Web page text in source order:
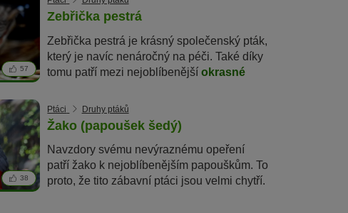
57
Zebřička pestrá
Zebřička pestrá je krásný společenský pták,
který je navíc nenáročný na péči. Také díky
tomu patří mezi nejoblíbenějšíokrasné
astrildovití je opravdová radost. U zebřiček
se totiž pořád něco děje. Chtěli byste si také
pořídit zebřičky? V našem článku najdete
spoustu užitečných informací.
38
Ptáci Druhy ptáků
Žako (papoušek šedý)
Navzdory svému nevýraznému opeření
patří žako k nejoblíbenějším papouškům. To
proto, že tito zábavní ptáci jsou velmi chytří.